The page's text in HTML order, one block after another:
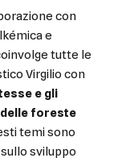
con
e
tutte le
Virgilio con
e gli
foreste
temi sono
sviluppo